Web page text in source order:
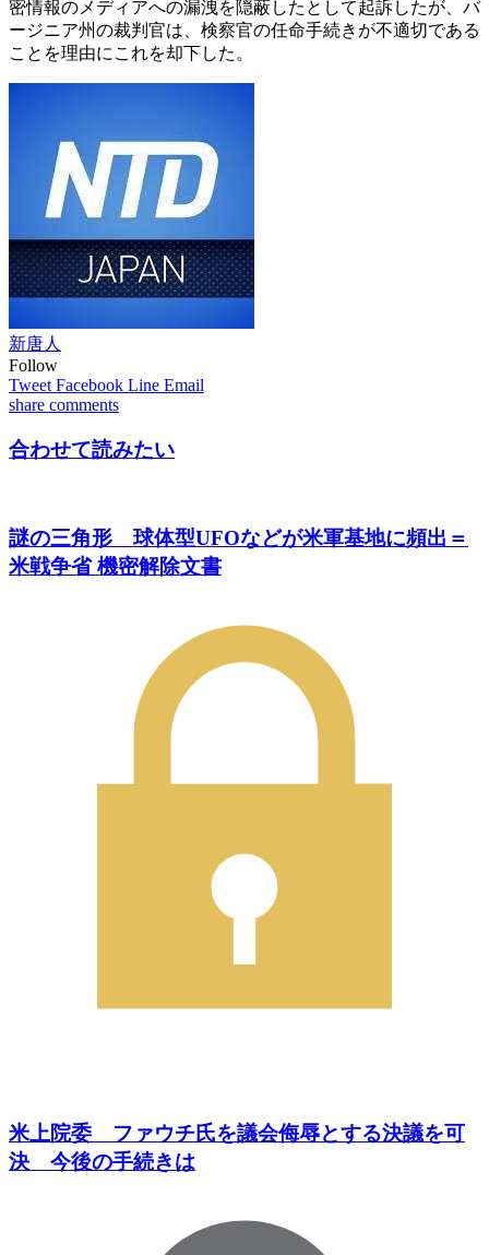
密情報のメディアへの漏洩を隠蔽したとして起訴したが、バ
ージニア州の裁判官は、検察官の任命手続きが不適切である
ことを理由にこれを却下した。
新唐人
Follow
Tweet Facebook Line Email
share comments
合わせて読みたい
謎の三角形 球体型UFOなどが米軍基地に頻出＝
米戦争省 機密解除文書
米上院委 ファウチ氏を議会侮辱とする決議を可
決 今後の手続きは